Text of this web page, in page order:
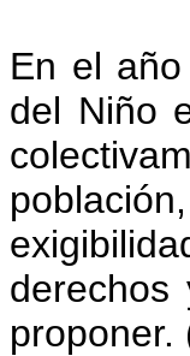
En el
del Niño
derechos
proponer.